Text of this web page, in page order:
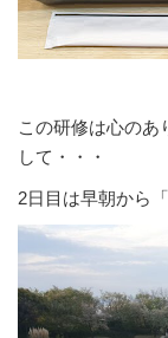
この研修は心のあ
して・・・
2日目は早朝から